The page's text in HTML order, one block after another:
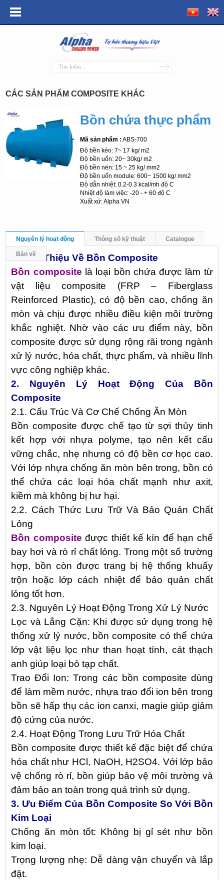
CÁC SẢN PHẨM COMPOSITE KHÁC
Bồn chứa thực phẩm
Mã sản phẩm : ABS-700
Độ bền kéo: 7~ 17 kg/ m2
Độ bền uốn: 20~ 30kg/ m2
Độ bền nén: 15 ~ 25 kg/ mm2
Độ bền uốn module: 600~ 1500 kg/ mm2
Độ dẫn nhiệt: 0.2-0.3 kcal/mh độ C
Nhiệt độ làm việc: -20 - + 60 độ C
Xuất xứ: Alpha VN
Nguyên lý hoạt động Thông số kỹ thuật Catalogue
Bản vẽ
1. Giới Thiệu Về Bồn Composite
Bồn composite là loại bồn chứa được làm từ
vật liệu composite (FRP – Fiberglass
Reinforced Plastic), có độ bền cao, chống ăn
mòn và chịu được nhiều điều kiện môi trường
khắc nghiệt. Nhờ vào các ưu điểm này, bồn
composite được sử dụng rộng rãi trong ngành
xử lý nước, hóa chất, thực phẩm, và nhiều lĩnh
vực công nghiệp khác.
2. Nguyên Lý Hoạt Động Của Bồn
Composite
2.1. Cấu Trúc Và Cơ Chế Chống Ăn Mòn
Bồn composite được chế tạo từ sợi thủy tinh
kết hợp với nhựa polyme, tạo nên kết cấu
vững chắc, nhẹ nhưng có độ bền cơ học cao.
Với lớp nhựa chống ăn mòn bên trong, bồn có
thể chứa các loại hóa chất mạnh như axit,
kiềm mà không bị hư hại.
2.2. Cách Thức Lưu Trữ Và Bảo Quản Chất
Lỏng
Bồn composite được thiết kế kín để hạn chế
bay hơi và rò rỉ chất lỏng. Trong một số trường
hợp, bồn còn được trang bị hệ thống khuấy
trộn hoặc lớp cách nhiệt để bảo quản chất
lỏng tốt hơn.
2.3. Nguyên Lý Hoạt Động Trong Xử Lý Nước
Lọc và Lắng Cặn: Khi được sử dụng trong hệ
thống xử lý nước, bồn composite có thể chứa
lớp vật liệu lọc như than hoạt tính, cát thạch
anh giúp loại bỏ tạp chất.
Trao Đổi Ion: Trong các bồn composite dùng
để làm mềm nước, nhựa trao đổi ion bên trong
bồn sẽ hấp thụ các ion canxi, magie giúp giảm
độ cứng của nước.
2.4. Hoạt Động Trong Lưu Trữ Hóa Chất
Bồn composite được thiết kế đặc biệt để chứa
hóa chất như HCl, NaOH, H2SO4. Với lớp bảo
vệ chống rò rỉ, bồn giúp bảo vệ môi trường và
đảm bảo an toàn trong quá trình sử dụng.
3. Ưu Điểm Của Bồn Composite So Với Bồn
Kim Loại
Chống ăn mòn tốt: Không bị gỉ sét như bồn
kim loại.
Trọng lượng nhẹ: Dễ dàng vận chuyển và lắp
đặt.